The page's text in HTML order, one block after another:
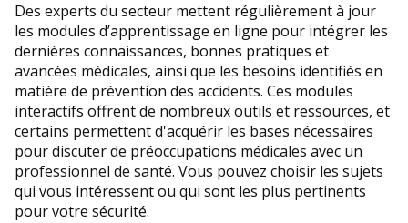
Des experts du secteur mettent régulièrement à jour
les modules d’apprentissage en ligne pour intégrer les
dernières connaissances, bonnes pratiques et
avancées médicales, ainsi que les besoins identifiés en
matière de prévention des accidents. Ces modules
interactifs offrent de nombreux outils et ressources, et
certains permettent d'acquérir les bases nécessaires
pour discuter de préoccupations médicales avec un
professionnel de santé. Vous pouvez choisir les sujets
qui vous intéressent ou qui sont les plus pertinents
pour votre sécurité.